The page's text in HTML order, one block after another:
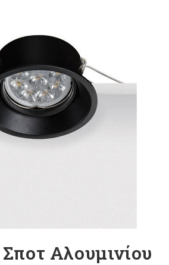
Αλουμινίου